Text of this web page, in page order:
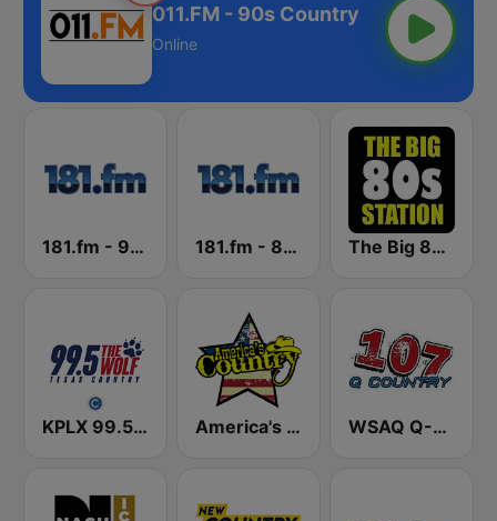
011.FM - 90s Country
Online
181.fm - 90's Country 181.fm - 80's Country The Big 80s Station
KPLX 99.5 The Wolf FM America's Country WSAQ Q-Country 107